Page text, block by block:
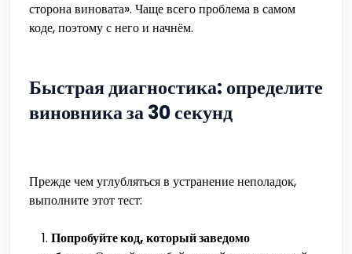
сторона виновата». Чаще всего проблема в самом
коде, поэтому с него и начнём.
Быстрая диагностика: определите
виновника за 30 секунд
Прежде чем углубляться в устранение неполадок,
выполните этот тест:
Попробуйте код, который заведомо